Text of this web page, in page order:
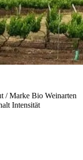
/ Marke Bio Weinarten
Intensität